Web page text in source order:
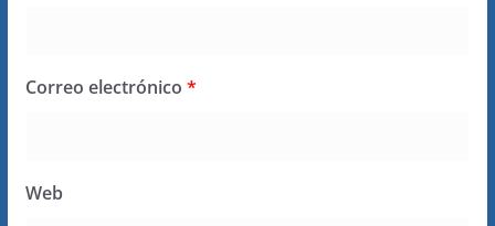
Correo electrónico *
Web